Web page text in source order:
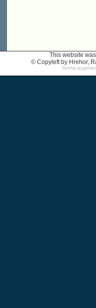
This website
© Copyleft by Hrehor,
Strona